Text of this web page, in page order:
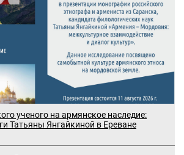
ученого на армянское наследие:
Татьяны Янгайкиной в Ереване
прошло заседание
форума «Лорис
на тему: «ООН и